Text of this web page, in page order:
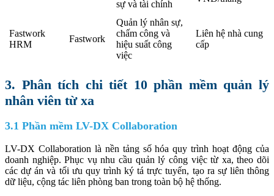
sự và tài chính
Fastwork
HRM
Fastwork
Quản lý nhân sự,
chấm công và
hiệu suất công
việc
Liên hệ nhà cung
cấp
3. Phân tích chi tiết 10 phần mềm quản lý
nhân viên từ xa
3.1 Phần mềm LV-DX Collaboration
LV-DX Collaboration là nền tảng số hóa quy trình hoạt động của
doanh nghiệp. Phục vụ nhu cầu quản lý công việc từ xa, theo dõi
các dự án và tối ưu quy trình ký tá trực tuyến, tạo ra sự liên thông
dữ liệu, cộng tác liên phòng ban trong toàn bộ hệ thống.